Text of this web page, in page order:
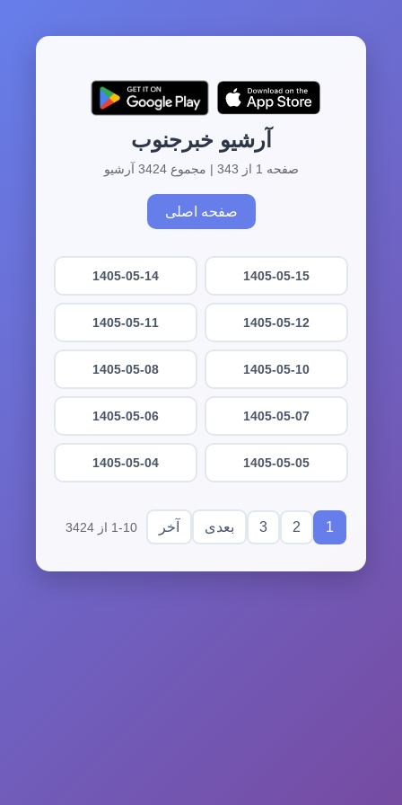
آرشیو خبرجنوب
صفحه 1 از 343 | مجموع 3424 آرشیو
صفحه اصلی
1405-05-15
1405-05-14
1405-05-12
1405-05-11
1405-05-10
1405-05-08
1405-05-07
1405-05-06
1405-05-05
1405-05-04
1
2
3 بعدی آخر 1-10 از 3424